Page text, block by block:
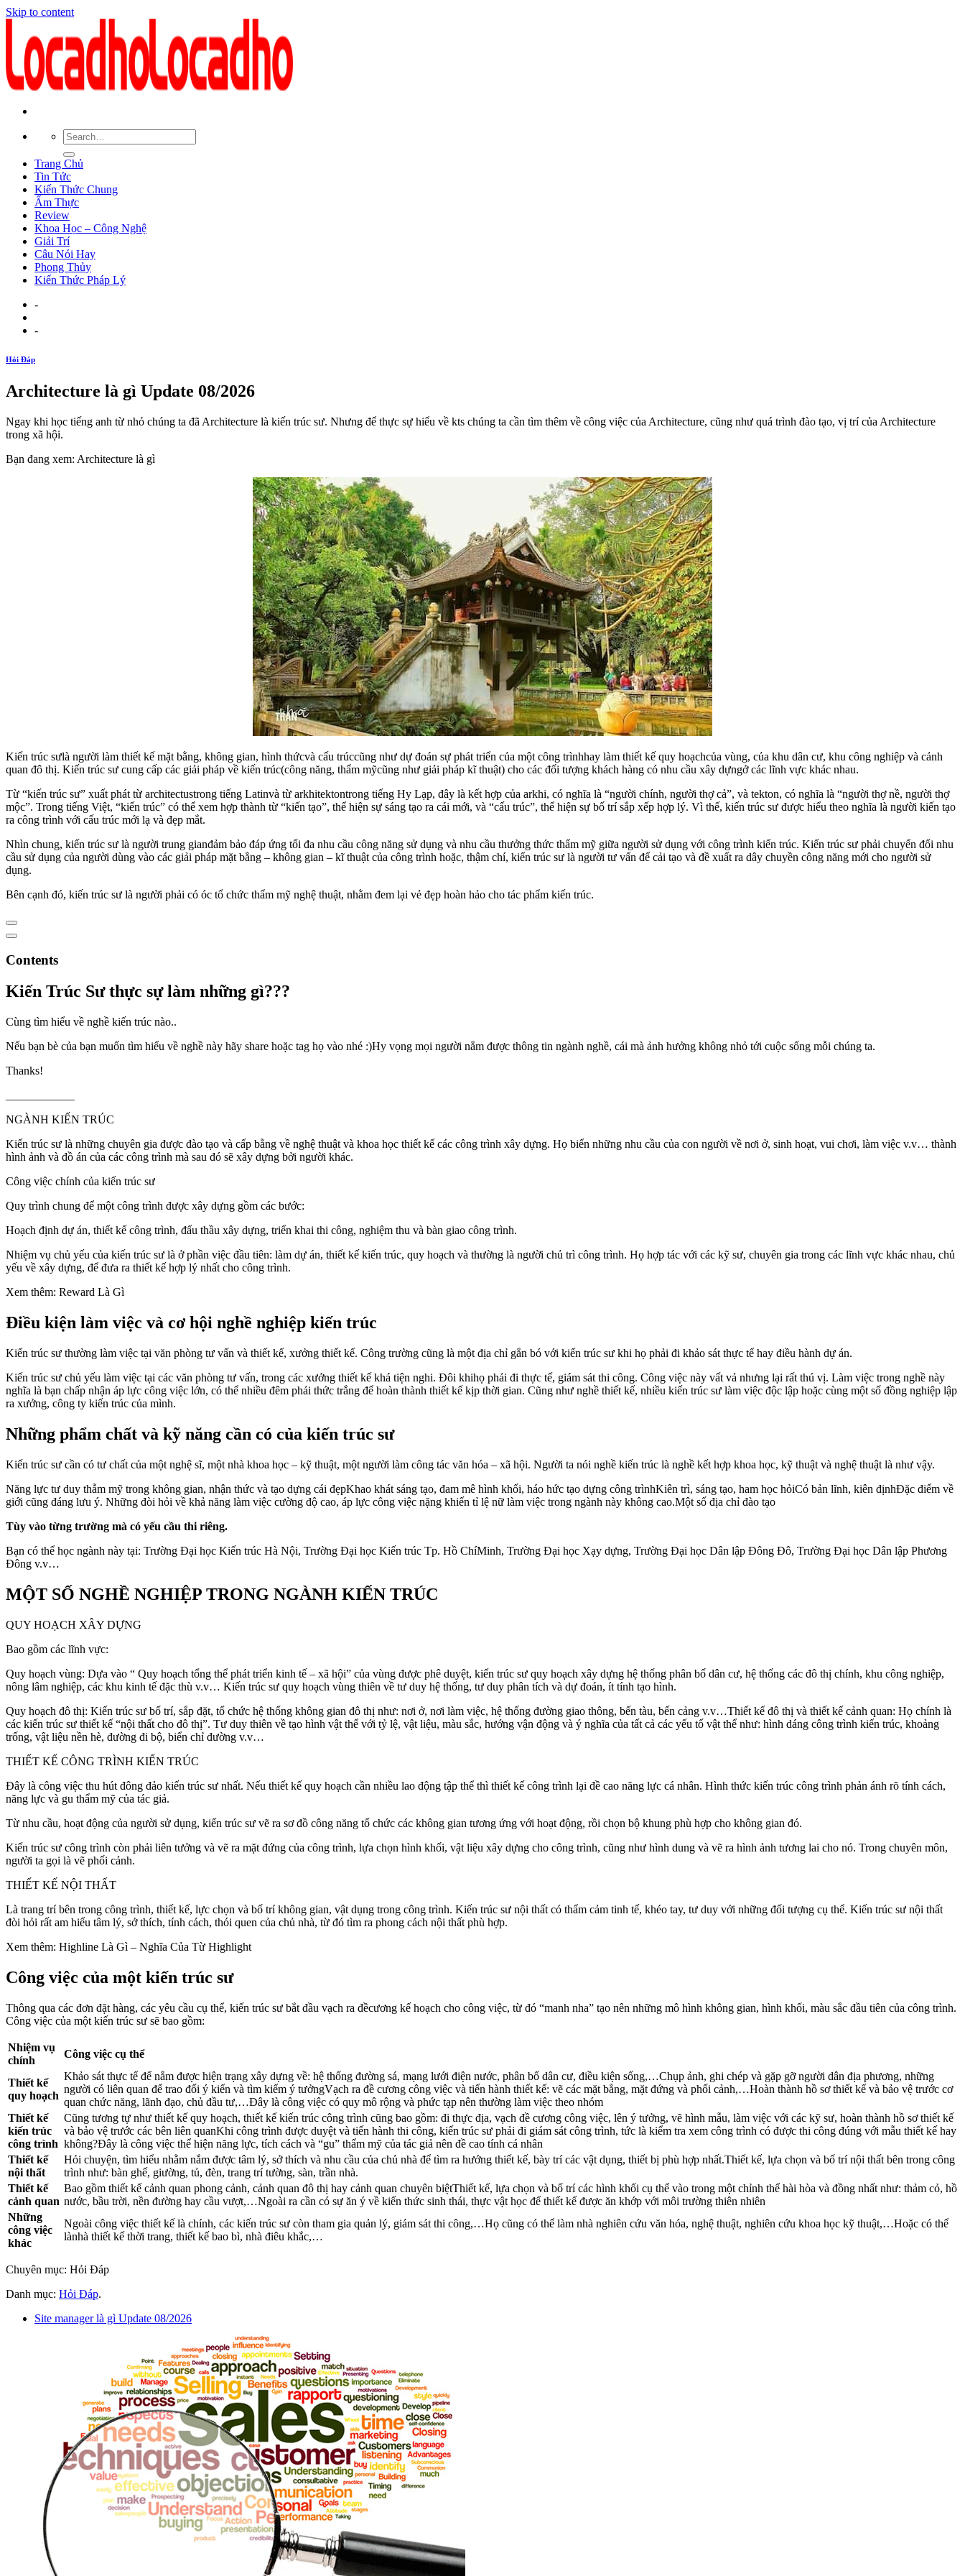
Skip to content
Trang Chủ
Tin Tức
Kiến Thức Chung
Ẩm Thực
Review
Khoa Học – Công Nghệ
Giải Trí
Câu Nói Hay
Phong Thủy
Kiến Thức Pháp Lý
-
-
Hỏi Đáp
Architecture là gì Update 08/2026
Ngay khi học tiếng anh từ nhỏ chúng ta đã Architecture là kiến trúc sư. Nhưng để thực sự hiểu về kts chúng ta cần tìm thêm về công việc của Architecture, cũng như quá trình đào tạo, vị trí của Architecture
trong xã hội.
Bạn đang xem: Architecture là gì
Kiến trúc sưlà người làm thiết kế mặt bằng, không gian, hình thứcvà cấu trúccũng như dự đoán sự phát triển của một công trìnhhay làm thiết kế quy hoạchcủa vùng, của khu dân cư, khu công nghiệp và cảnh
quan đô thị. Kiến trúc sư cung cấp các giải pháp về kiến trúc(công năng, thẩm mỹcũng như giải pháp kĩ thuật) cho các đối tượng khách hàng có nhu cầu xây dựngở các lĩnh vực khác nhau.
Từ “kiến trúc sư” xuất phát từ architectustrong tiếng Latinvà từ arkhitektontrong tiếng Hy Lạp, đây là kết hợp của arkhi, có nghĩa là “người chính, người thợ cả”, và tekton, có nghĩa là “người thợ nề, người thợ
mộc”. Trong tiếng Việt, “kiến trúc” có thể xem hợp thành từ “kiến tạo”, thể hiện sự sáng tạo ra cái mới, và “cấu trúc”, thể hiện sự bố trí sắp xếp hợp lý. Vì thế, kiến trúc sư được hiểu theo nghĩa là người kiến tạo
ra công trình với cấu trúc mới lạ và đẹp mắt.
Nhìn chung, kiến trúc sư là người trung gianđảm bảo đáp ứng tối đa nhu cầu công năng sử dụng và nhu cầu thưởng thức thẩm mỹ giữa người sử dụng với công trình kiến trúc. Kiến trúc sư phải chuyển đổi nhu
cầu sử dụng của người dùng vào các giải pháp mặt bằng – không gian – kĩ thuật của công trình hoặc, thậm chí, kiến trúc sư là người tư vấn để cải tạo và đề xuất ra dây chuyền công năng mới cho người sử
dụng.
Bên cạnh đó, kiến trúc sư là người phải có óc tổ chức thẩm mỹ nghệ thuật, nhằm đem lại vẻ đẹp hoàn hảo cho tác phẩm kiến trúc.
Contents
Kiến Trúc Sư thực sự làm những gì???
Cùng tìm hiểu về nghề kiến trúc nào..
Nếu bạn bè của bạn muốn tìm hiểu về nghề này hãy share hoặc tag họ vào nhé :)Hy vọng mọi người nắm được thông tin ngành nghề, cái mà ảnh hưởng không nhỏ tới cuộc sống mỗi chúng ta.
Thanks!
NGÀNH KIẾN TRÚC
Kiến trúc sư là những chuyên gia được đào tạo và cấp bằng về nghệ thuật và khoa học thiết kế các công trình xây dựng. Họ biến những nhu cầu của con người về nơi ở, sinh hoạt, vui chơi, làm việc v.v… thành
hình ảnh và đồ án của các công trình mà sau đó sẽ xây dựng bởi người khác.
Công việc chính của kiến trúc sư
Quy trình chung để một công trình được xây dựng gồm các bước:
Hoạch định dự án, thiết kế công trình, đấu thầu xây dựng, triển khai thi công, nghiệm thu và bàn giao công trình.
Nhiệm vụ chủ yếu của kiến trúc sư là ở phần việc đầu tiên: làm dự án, thiết kế kiến trúc, quy hoạch và thường là người chủ trì công trình. Họ hợp tác với các kỹ sư, chuyên gia trong các lĩnh vực khác nhau, chủ
yếu về xây dựng, để đưa ra thiết kế hợp lý nhất cho công trình.
Xem thêm: Reward Là Gì
Điều kiện làm việc và cơ hội nghề nghiệp kiến trúc
Kiến trúc sư thường làm việc tại văn phòng tư vấn và thiết kế, xưởng thiết kế. Công trường cũng là một địa chỉ gắn bó với kiến trúc sư khi họ phải đi khảo sát thực tế hay điều hành dự án.
Kiến trúc sư chủ yếu làm việc tại các văn phòng tư vấn, trong các xưởng thiết kế khá tiện nghi. Đôi khihọ phải đi thực tế, giám sát thi công. Công việc này vất vả nhưng lại rất thú vị. Làm việc trong nghề này
nghĩa là bạn chấp nhận áp lực công việc lớn, có thể nhiều đêm phải thức trắng để hoàn thành thiết kế kịp thời gian. Cũng như nghề thiết kế, nhiều kiến trúc sư làm việc độc lập hoặc cùng một số đồng nghiệp lập
ra xưởng, công ty kiến trúc của mình.
Những phẩm chất và kỹ năng cần có của kiến trúc sư
Kiến trúc sư cần có tư chất của một nghệ sĩ, một nhà khoa học – kỹ thuật, một người làm công tác văn hóa – xã hội. Người ta nói nghề kiến trúc là nghề kết hợp khoa học, kỹ thuật và nghệ thuật là như vậy.
Năng lực tư duy thẫm mỹ trong không gian, nhận thức và tạo dựng cái đẹpKhao khát sáng tạo, đam mê hình khối, háo hức tạo dựng công trìnhKiên trì, sáng tạo, ham học hỏiCó bản lĩnh, kiên địnhĐặc điểm về
giới cũng đáng lưu ý. Những đòi hỏi về khả năng làm việc cường độ cao, áp lực công việc nặng khiến tỉ lệ nữ làm việc trong ngành này không cao.Một số địa chỉ đào tạo
Tùy vào từng trường mà có yếu cầu thi riêng.
Bạn có thể học ngành này tại: Trường Đại học Kiến trúc Hà Nội, Trường Đại học Kiến trúc Tp. Hồ ChíMinh, Trường Đại học Xạy dựng, Trường Đại học Dân lập Đông Đô, Trường Đại học Dân lập Phương
Đông v.v…
MỘT SỐ NGHỀ NGHIỆP TRONG NGÀNH KIẾN TRÚC
QUY HOẠCH XÂY DỰNG
Bao gồm các lĩnh vực:
Quy hoạch vùng: Dựa vào “ Quy hoạch tổng thể phát triển kinh tế – xã hội” của vùng được phê duyệt, kiến trúc sư quy hoạch xây dựng hệ thống phân bố dân cư, hệ thống các đô thị chính, khu công nghiệp,
nông lâm nghiệp, các khu kinh tế đặc thù v.v… Kiến trúc sư quy hoạch vùng thiên về tư duy hệ thống, tư duy phân tích và dự đoán, ít tính tạo hình.
Quy hoạch đô thị: Kiến trúc sư bố trí, sắp đặt, tổ chức hệ thống không gian đô thị như: nơi ở, nơi làm việc, hệ thống đường giao thông, bến tàu, bến cảng v.v…Thiết kế đô thị và thiết kế cảnh quan: Họ chính là
các kiến trúc sư thiết kế “nội thất cho đô thị”. Tư duy thiên về tạo hình vật thể với tỷ lệ, vật liệu, màu sắc, hướng vận động và ý nghĩa của tất cả các yếu tố vật thể như: hình dáng công trình kiến trúc, khoảng
trống, vật liệu nền hè, đường đi bộ, biển chỉ đường v.v…
THIẾT KẾ CÔNG TRÌNH KIẾN TRÚC
Đây là công việc thu hút đông đảo kiến trúc sư nhất. Nếu thiết kế quy hoạch cần nhiều lao động tập thể thì thiết kế công trình lại đề cao năng lực cá nhân. Hình thức kiến trúc công trình phản ánh rõ tính cách,
năng lực và gu thẩm mỹ của tác giả.
Từ nhu cầu, hoạt động của người sử dụng, kiến trúc sư vẽ ra sơ đồ công năng tổ chức các không gian tương ứng với hoạt động, rồi chọn bộ khung phù hợp cho không gian đó.
Kiến trúc sư công trình còn phải liên tưởng và vẽ ra mặt đứng của công trình, lựa chọn hình khối, vật liệu xây dựng cho công trình, cũng như hình dung và vẽ ra hình ảnh tương lai cho nó. Trong chuyên môn,
người ta gọi là vẽ phối cảnh.
THIẾT KẾ NỘI THẤT
Là trang trí bên trong công trình, thiết kế, lực chọn và bố trí không gian, vật dụng trong công trình. Kiến trúc sư nội thất có thẩm cảm tinh tế, khéo tay, tư duy với những đối tượng cụ thể. Kiến trúc sư nội thất
đòi hỏi rất am hiểu tâm lý, sở thích, tính cách, thói quen của chủ nhà, từ đó tìm ra phong cách nội thất phù hợp.
Xem thêm: Highline Là Gì – Nghĩa Của Từ Highlight
Công việc của một kiến trúc sư
Thông qua các đơn đặt hàng, các yêu cầu cụ thể, kiến trúc sư bắt đầu vạch ra đềcương kế hoạch cho công việc, từ đó “manh nha” tạo nên những mô hình không gian, hình khối, màu sắc đầu tiên của công trình.
Công việc của một kiến trúc sư sẽ bao gồm:
Nhiệm vụ
chính
Công việc cụ thể
Thiết kế
quy hoạch
Khảo sát thực tế để nắm được hiện trạng xây dựng về: hệ thống đường sá, mạng lưới điện nước, phân bố dân cư, điều kiện sống,…Chụp ảnh, ghi chép và gặp gỡ người dân địa phương, những
người có liên quan để trao đổi ý kiến và tìm kiếm ý tưởngVạch ra đề cương công việc và tiến hành thiết kế: vẽ các mặt bằng, mặt đứng và phối cảnh,…Hoàn thành hồ sơ thiết kế và bảo vệ trước cơ
quan chức năng, lãnh đạo, chủ đầu tư,…Đây là công việc có quy mô rộng và phức tạp nên thường làm việc theo nhóm
Thiết kế
kiến trúc
công trình
Cũng tương tự như thiết kế quy hoạch, thiết kế kiến trúc công trình cũng bao gồm: đi thực địa, vạch đề cương công việc, lên ý tưởng, vẽ hình mẫu, làm việc với các kỹ sư, hoàn thành hồ sơ thiết kế
và bảo vệ trước các bên liên quanKhi công trình được duyệt và tiến hành thi công, kiến trúc sư phải đi giám sát công trình, tức là kiểm tra xem công trình có được thi công đúng với mẫu thiết kế hay
không?Đây là công việc thể hiện năng lực, tích cách và “gu” thẩm mỹ của tác giả nên đề cao tính cá nhân
Thiết kế
nội thất
Hỏi chuyện, tìm hiểu nhằm nắm được tâm lý, sở thích và nhu cầu của chủ nhà để tìm ra hướng thiết kế, bày trí các vật dụng, thiết bị phù hợp nhất.Thiết kế, lựa chọn và bố trí nội thất bên trong công
trình như: bàn ghế, giường, tủ, đèn, trang trí tường, sàn, trần nhà.
Thiết kế
cảnh quan
Bao gồm thiết kế cảnh quan phong cảnh, cảnh quan đô thị hay cảnh quan chuyên biệtThiết kế, lựa chọn và bố trí các hình khối cụ thể vào trong một chỉnh thể hài hòa và đồng nhất như: thảm cỏ, hồ
nước, bầu trời, nền đường hay cầu vượt,…Ngoài ra cần có sự ăn ý về kiến thức sinh thái, thực vật học để thiết kế được ăn khớp với môi trường thiên nhiên
Những
công việc
khác
Ngoài công việc thiết kế là chính, các kiến trúc sư còn tham gia quản lý, giám sát thi công,…Họ cũng có thể làm nhà nghiên cứu văn hóa, nghệ thuật, nghiên cứu khoa học kỹ thuật,…Hoặc có thể
lànhà thiết kế thời trang, thiết kế bao bì, nhà điêu khắc,…
Chuyên mục: Hỏi Đáp
Danh mục: Hỏi Đáp.
Site manager là gì Update 08/2026